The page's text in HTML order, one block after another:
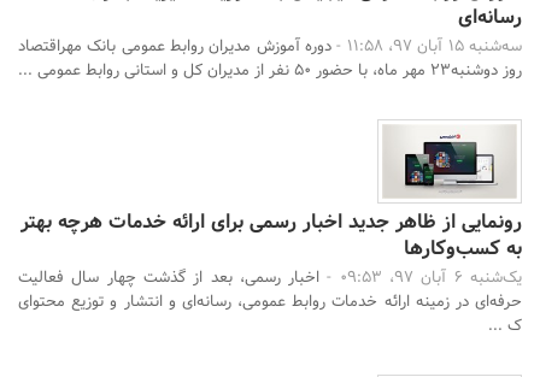
رسانه‌ای
سه‌شنبه 15 آبان 97، 11:58 -
دوره آموزش مدیران روابط عمومی بانک مهراقتصاد
روز دوشنبه23 مهر ماه، با حضور ۵۰ نفر از مدیران کل و استانی روابط عمومی ...
رونمایی از ظاهر جدید اخبار رسمی برای ارائه خدمات هرچه بهتر
به کسب‌وکارها
یک‌شنبه 6 آبان 97، 09:53 -
اخبار رسمی، بعد از گذشت چهار سال فعالیت
حرفه‌ای در زمینه ارائه خدمات روابط عمومی، رسانه‌ای و انتشار و توزیع محتوای
ک ...